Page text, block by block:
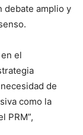
debate amplio y
el
de
como la
PRM”,